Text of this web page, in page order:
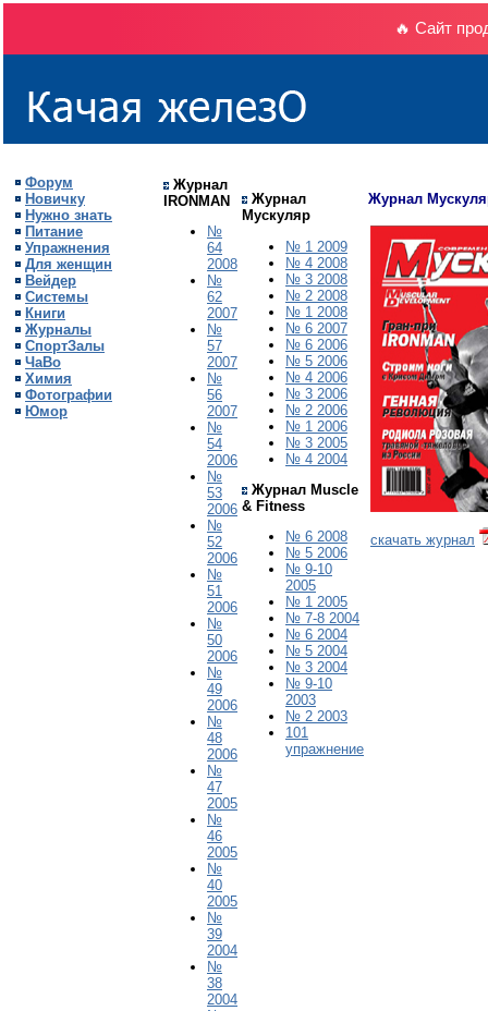
🔥 Сайт
Форум
Новичку
Нужно знать
Питание
Упражнения
Для женщин
Вейдер
Системы
Книги
Журналы
СпортЗалы
ЧаВо
Химия
Фотографии
Юмор
Журнал
IRONMAN
№
64
2008
№
62
2007
№
57
2007
№
56
2007
№
54
2006
№
53
2006
№
52
2006
№
51
2006
№
50
2006
№
49
2006
№
48
2006
№
47
2005
№
46
2005
№
40
2005
№
39
2004
№
38
2004
Журнал
Мускуляр
№ 1 2009
№ 4 2008
№ 3 2008
№ 2 2008
№ 1 2008
№ 6 2007
№ 6 2006
№ 5 2006
№ 4 2006
№ 3 2006
№ 2 2006
№ 1 2006
№ 3 2005
№ 4 2004
Журнал Muscle
& Fitness
№ 6 2008
№ 5 2006
№ 9-10
2005
№ 1 2005
№ 7-8 2004
№ 6 2004
№ 5 2004
№ 3 2004
№ 9-10
2003
№ 2 2003
101
упражнение
Журнал
скачать журнал